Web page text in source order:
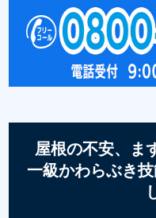
屋根の不安、ま
一級かわらぶき